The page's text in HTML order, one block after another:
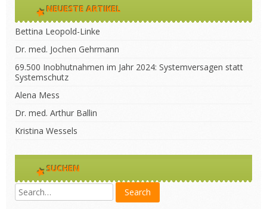
NEUESTE ARTIKEL
Bettina Leopold-Linke
Dr. med. Jochen Gehrmann
69.500 Inobhutnahmen im Jahr 2024: Systemversagen statt
Systemschutz
Alena Mess
Dr. med. Arthur Ballin
Kristina Wessels
SUCHEN